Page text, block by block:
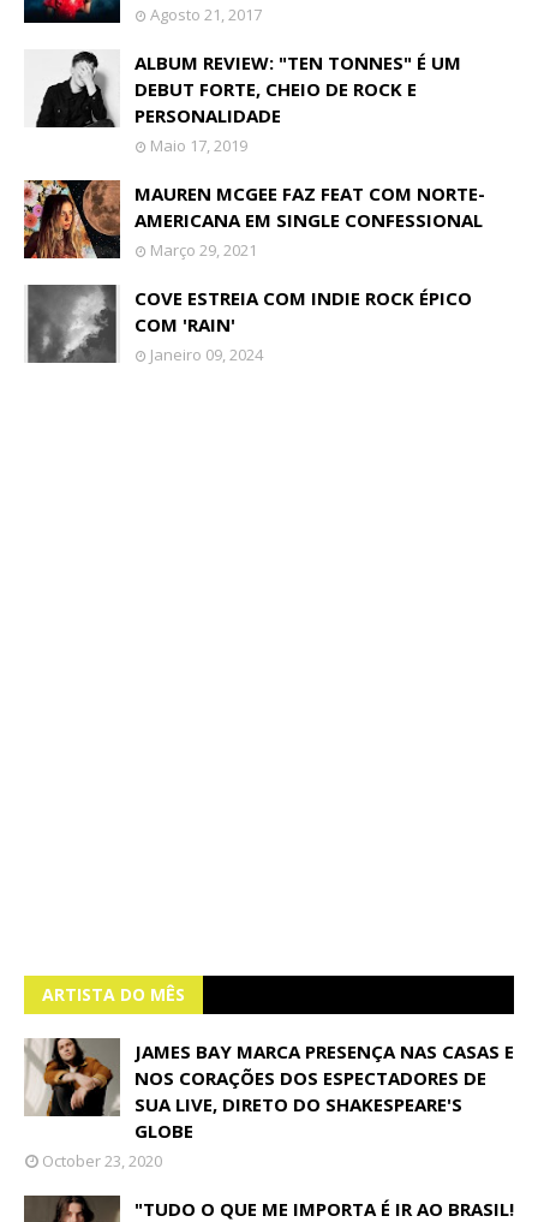
Agosto 21, 2017
ALBUM REVIEW: "TEN TONNES" É UM
DEBUT FORTE, CHEIO DE ROCK E
PERSONALIDADE
Maio 17, 2019
MAUREN MCGEE FAZ FEAT COM NORTE-
AMERICANA EM SINGLE CONFESSIONAL
Março 29, 2021
COVE ESTREIA COM INDIE ROCK ÉPICO
COM 'RAIN'
Janeiro 09, 2024
ARTISTA DO MÊS
JAMES BAY MARCA PRESENÇA NAS CASAS E
NOS CORAÇÕES DOS ESPECTADORES DE
SUA LIVE, DIRETO DO SHAKESPEARE'S
GLOBE
October 23, 2020
"TUDO O QUE ME IMPORTA É IR AO BRASIL!